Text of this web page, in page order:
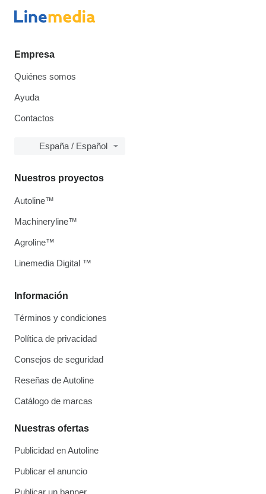
Empresa
Quiénes somos
Ayuda
Contactos
España / Español
Información
Términos y condiciones
Política de privacidad
Consejos de seguridad
Reseñas de Autoline
Catálogo de marcas
Nuestras ofertas
Publicidad en Autoline
Publicar el anuncio
Publicar un banner
Nuestros proyectos
Autoline™
Machineryline™
Agroline™
Linemedia Digital ™